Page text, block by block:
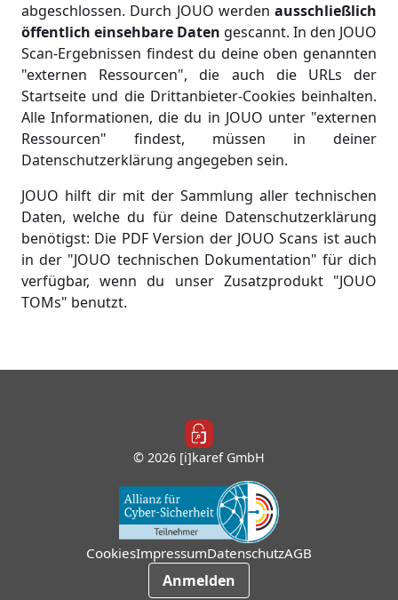
abgeschlossen. Durch JOUO werden ausschließlich
öffentlich einsehbare Daten gescannt. In den JOUO
Scan-Ergebnissen findest du deine oben genannten
"externen Ressourcen", die auch die URLs der
Startseite und die Drittanbieter-Cookies beinhalten.
Alle Informationen, die du in JOUO unter "externen
Ressourcen" findest, müssen in deiner
Datenschutzerklärung angegeben sein.
JOUO hilft dir mit der Sammlung aller technischen
Daten, welche du für deine Datenschutzerklärung
benötigst: Die PDF Version der JOUO Scans ist auch
in der "JOUO technischen Dokumentation" für dich
verfügbar, wenn du unser Zusatzprodukt "JOUO
TOMs" benutzt.
© 2026 [i]karef GmbH
CookiesImpressumDatenschutzAGB
Anmelden